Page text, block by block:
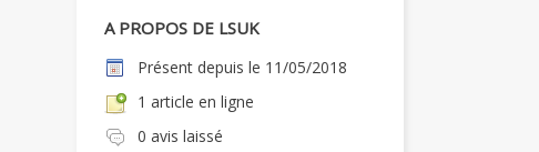
A PROPOS DE LSUK
Présent depuis le 11/05/2018
1 article en ligne
0 avis laissé